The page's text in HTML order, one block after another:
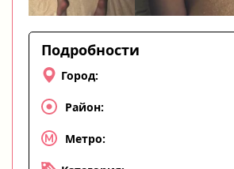
Подробности
Город:
Район:
Метро: